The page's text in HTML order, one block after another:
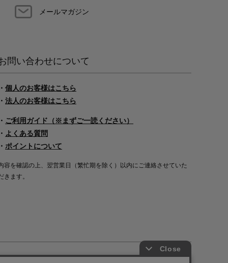
メールマガジン
問い合わせについて
・ 個人のお客様はこちら
・ 法人のお客様はこちら
・ ご利用ガイド（※まずご一読ください）
・ よくある質問
・ ポイントについて
容を確認の上、翌営業日（繁忙期を除く）以内にご連絡させていた
きます。